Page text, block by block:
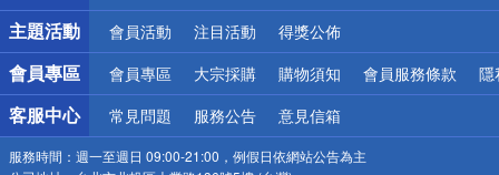
詐騙網頁！請小心！
主題活動 會員活動 注目活動 得獎公佈
會員專區 會員專區 大宗採購 購物須知 會員服務條款 隱
客服中心 常見問題 服務公告 意見信箱
服務時間： 週一至週日 09:00-21:00，例假日依網站公告為主